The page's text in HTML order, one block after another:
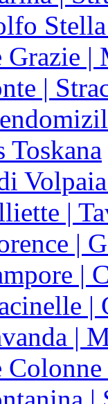
|
|
Toskana
|
|
|
|
|